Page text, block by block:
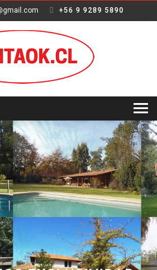
+56 9 9289 5890
MARCA